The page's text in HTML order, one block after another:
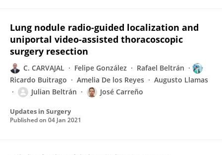
Lung nodule radio-guided localization and
uniportal video-assisted thoracoscopic
surgery resection
C. CARVAJAL Felipe González
Rafael Beltrán
Ricardo Buitrago
Amelia De los Reyes
Augusto Llamas
Julian Beltrán
José Carreño
Updates in Surgery
Published on 04 Jan 2021